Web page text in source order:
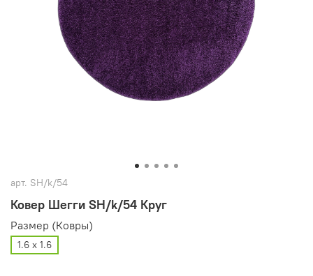
арт. SH/k/54
Ковер Шегги SH/k/54 Круг
Размер (Ковры)
1.6 х 1.6